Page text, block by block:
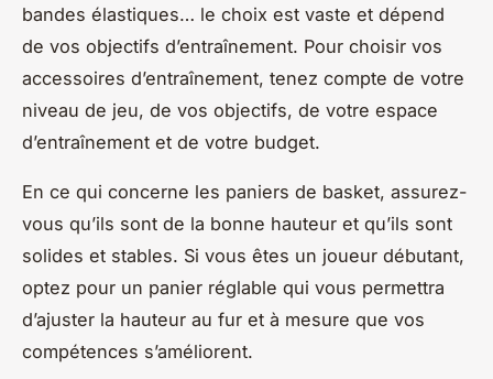
bandes élastiques… le choix est vaste et dépend
de vos objectifs d’entraînement. Pour choisir vos
accessoires d’entraînement, tenez compte de votre
niveau de jeu, de vos objectifs, de votre espace
d’entraînement et de votre budget.
En ce qui concerne les paniers de basket, assurez-
vous qu’ils sont de la bonne hauteur et qu’ils sont
solides et stables. Si vous êtes un joueur débutant,
optez pour un panier réglable qui vous permettra
d’ajuster la hauteur au fur et à mesure que vos
compétences s’améliorent.